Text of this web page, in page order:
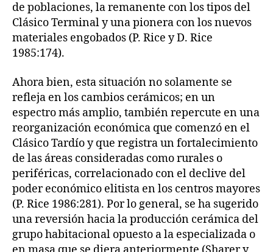
de poblaciones, la remanente con los tipos del
Clásico Terminal y una pionera con los nuevos
materiales engobados (P. Rice y D. Rice
1985:174).
Ahora bien, esta situación no solamente se
refleja en los cambios cerámicos; en un
espectro más amplio, también repercute en una
reorganización económica que comenzó en el
Clásico Tardío y que registra un fortalecimiento
de las áreas consideradas como rurales o
periféricas, correlacionado con el declive del
poder económico elitista en los centros mayores
(P. Rice 1986:281). Por lo general, se ha sugerido
una reversión hacia la producción cerámica del
grupo habitacional opuesto a la especializada o